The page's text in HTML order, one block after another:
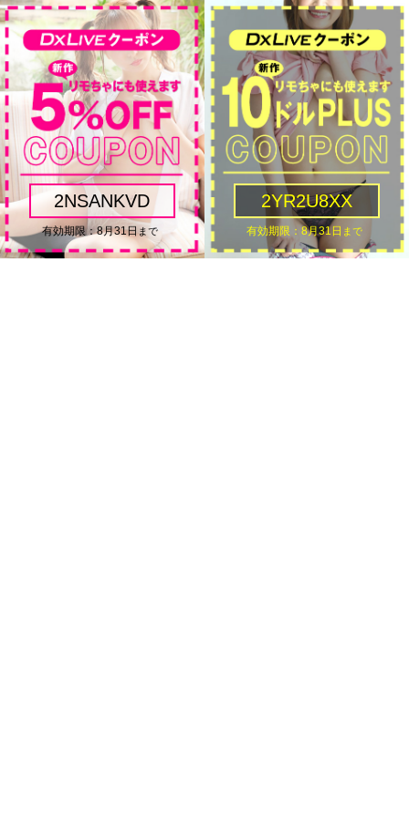
2NSANKVD
8月31日
2YR2U8XX
8月31日